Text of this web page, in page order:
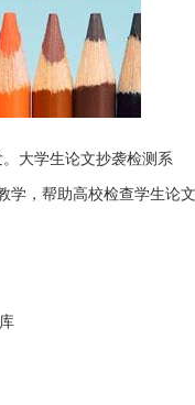
大学生论文抄袭检测系
学，帮助高校检查学生论文